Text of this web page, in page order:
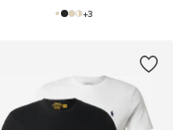
+3